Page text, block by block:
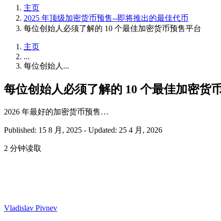
主页
2025 年顶级加密货币预售--即将推出的最佳代币
每位创始人必须了解的 10 个最佳加密货币预售平台
主页
...
每位创始人...
每位创始人必须了解的 10 个最佳加密货
2026 年最好的加密货币预售…
Published: 15 8 月, 2025 - Updated: 25 4 月, 2026
2 分钟读取
Vladislav Pivnev